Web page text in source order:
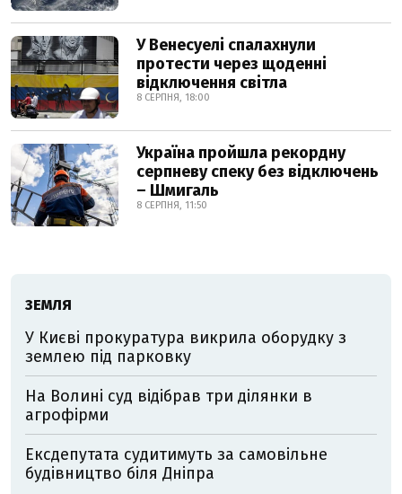
У Венесуелі спалахнули
протести через щоденні
відключення світла
8 СЕРПНЯ, 18:00
Україна пройшла рекордну
серпневу спеку без відключень
– Шмигаль
8 СЕРПНЯ, 11:50
ЗЕМЛЯ
У Києві прокуратура викрила оборудку з
землею під парковку
На Волині суд відібрав три ділянки в
агрофірми
Ексдепутата судитимуть за самовільне
будівництво біля Дніпра